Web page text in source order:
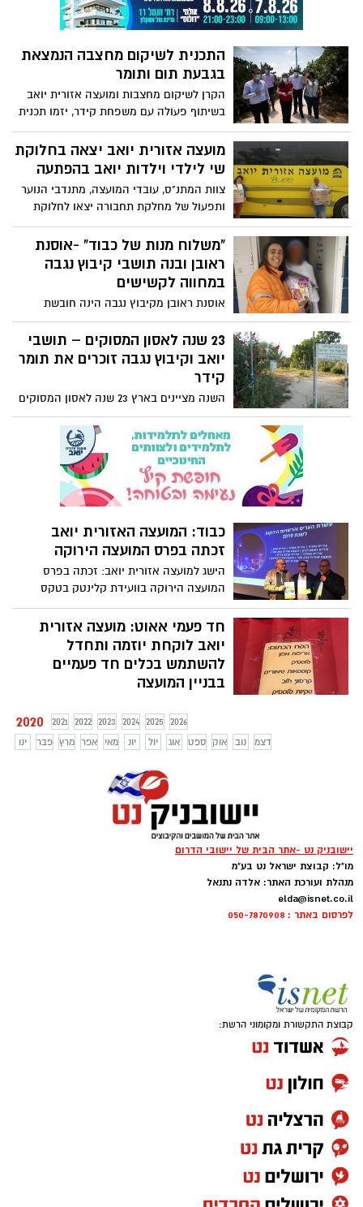
התכנית לשיקום מחצבה הנמצאת
בגבעת תום ותומר
הקרן לשיקום מחצבות ומועצה אזורית יואב
בשיתוף פעולה עם משפחת קידר, יזמו תכנית
לשיקום אתר המחצבה הכולל את אזור
ההנצחה לזכר חללי אסון המסוקים, ושטחים
נוספים במחצבה הנטושה, והסדרת ייעודה כגן
העבודות באתר צפויות להסתיים בעוד
כחודשיים.
מועצה אזורית יואב יצאה בחלוקת
שי לילדי וילדות יואב בהפתעה
צוות המתנ"ס, עובדי המועצה, מתנדבי הנוער
ותפעול של מחלקת תחבורה יצאו לחלוקת
ערכות "משחקים של פעם" עם ברכה אישית
מראש המועצה ד"ר מטי צרפתי הרכבי.
אריזות אריזות, שיגיעו לכל ילד וילדה עד סוף
השבוע ויחכו מחוץ לדלת ביתם, בתקווה לסייע
להנעים את זמן האיכות המשפחתי בימים
אלו. יחד באהבה ובשמחה, כקהילה חזקה -
ננצח הכל.
"משלוח מנות של כבוד" -אוסנת
ראובן ובנה תושבי קיבוץ נגבה
במחווה לקשישים
אוסנת ראובן מקיבוץ נגבה הינה חובשת
מתנדבת באיחוד הצלה סניף קרית גת.
במסגרת התנדבותה נקראה אוסנת מספר
פעמים למקרים רפואיים שונים שהתרחשו
באחד מבנייני הדיור המוגן בקרית גת.
23 שנה לאסון המסוקים – תושבי
יואב וקיבוץ נגבה זוכרים את תומר
קידר
השנה מציינים בארץ 23 שנה לאסון המסוקים
בו נהרגו 73 חיילי צה"ל בדרכם לפעילות
מבצעית בלבנון.
כבוד: המועצה האזורית יואב
זכתה בפרס המועצה הירוקה
הישג למועצה אזורית יואב: זכתה בפרס
המועצה הירוקה בוועידת קלינטק בטקס
שנערך על ידי ועידת Green Ten זכתה יואב
באות מועצה ירוקה לשנת 2019 ומבין 10
הרשויות הירוקות בישראל.
חד פעמי אאוט: מועצה אזורית
יואב לוקחת יוזמה ותחדל
להשתמש בכלים חד פעמיים
בבניין המועצה
המועצה עם בשורה חשובה – עובדי המועצה
לא ישתמשו יותר בכלים חד פעמיים ויפרידו
פסולת. ראש המועצה ד"ר מטי צרפתי הרכבי:
"גאה שיואב משתלבת במגמה העולמית של
שמירה על הסביבה ומשאבי הטבע ומזעור
השימוש בפלסטיק".
2020 2021 2022 2023 2024 2025
2026
ינו
פבר מרץ אפר מאי יונ יול אוג ספט אוק נוב דצמ
יישובניק נט -אתר הבית של יישובי הדרום
מו"ל: קבוצת ישראל נט בע"מ
מנהלת ועורכת האתר: אלדה נתנאל
elda@isnet.co.il
לפרסום באתר : 050-7870908
קבוצת התקשורת ומקומוני הרשת: